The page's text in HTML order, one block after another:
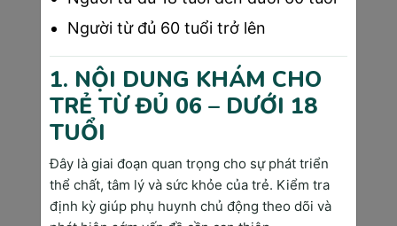
có thể cho kết quả dương tính giả cao.
Phương pháp này không phù hợp với người có
cấy ghép kim loại hoặc sợ không gian kín.
Xét Nghiệm Máu Tumor Markers
Xét nghiệm máu tìm các chỉ số ung thư vú bao
gồm CA 15-3, CA 27.29, CEA và một số
protein đặc hiệu khác. Những chỉ số này tăng
cao khi có tế bào ung thư hoạt động trong cơ
Người từ đủ 60 tuổi trở lên
1. NỘI DUNG KHÁM CHO
TRẺ TỪ ĐỦ 06 – DƯỚI 18
TUỔI
Đây là giai đoạn quan trọng cho sự phát triển
thể chất, tâm lý và sức khỏe của trẻ. Kiểm tra
định kỳ giúp phụ huynh chủ động theo dõi và